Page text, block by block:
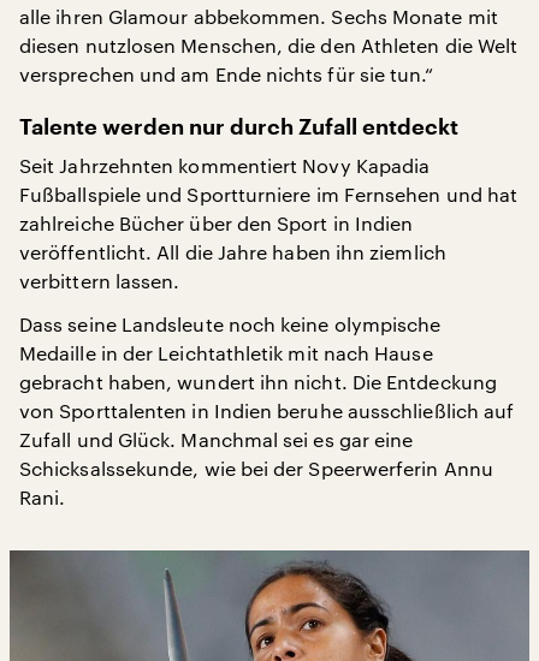
alle ihren Glamour abbekommen. Sechs Monate mit
diesen nutzlosen Menschen, die den Athleten die Welt
versprechen und am Ende nichts für sie tun.“
Talente werden nur durch Zufall entdeckt
Seit Jahrzehnten kommentiert Novy Kapadia
Fußballspiele und Sportturniere im Fernsehen und hat
zahlreiche Bücher über den Sport in Indien
veröffentlicht. All die Jahre haben ihn ziemlich
verbittern lassen.
Dass seine Landsleute noch keine olympische
Medaille in der Leichtathletik mit nach Hause
gebracht haben, wundert ihn nicht. Die Entdeckung
von Sporttalenten in Indien beruhe ausschließlich auf
Zufall und Glück. Manchmal sei es gar eine
Schicksalssekunde, wie bei der Speerwerferin Annu
Rani.